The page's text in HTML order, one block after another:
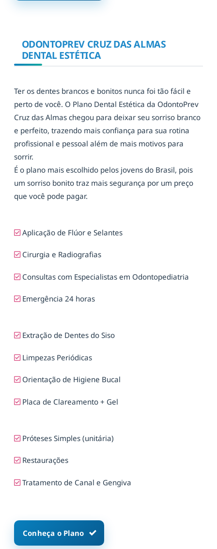
ODONTOPREV CRUZ DAS ALMAS
DENTAL ESTÉTICA
Ter os dentes brancos e bonitos nunca foi tão fácil e
perto de você. O Plano Dental Estética da OdontoPrev
Cruz das Almas chegou para deixar seu sorriso branco
e perfeito, trazendo mais confiança para sua rotina
profissional e pessoal além de mais motivos para
sorrir.
É o plano mais escolhido pelos jovens do Brasil, pois
um sorriso bonito traz mais segurança por um preço
que você pode pagar.
Aplicação de Flúor e Selantes
Cirurgia e Radiografias
Consultas com Especialistas em Odontopediatria
Emergência 24 horas
Extração de Dentes do Siso
Limpezas Periódicas
Orientação de Higiene Bucal
Placa de Clareamento + Gel
Próteses Simples (unitária)
Restaurações
Tratamento de Canal e Gengiva
Conheça o Plano